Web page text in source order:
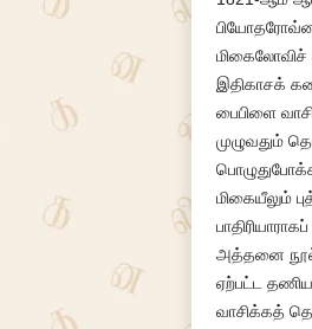
மிகைலோவிச்
இதிகாசக்
பைபிளை
முழுவதும்
மிகையீலும்
அத்தனை
ஏற்பட்ட
வாசிக்கத்